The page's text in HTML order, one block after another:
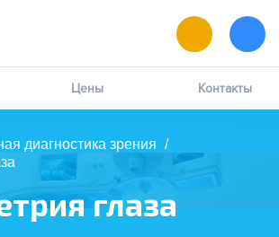
написать в чат
ВК
Цены Контакты
диагностика зрения /
глаза